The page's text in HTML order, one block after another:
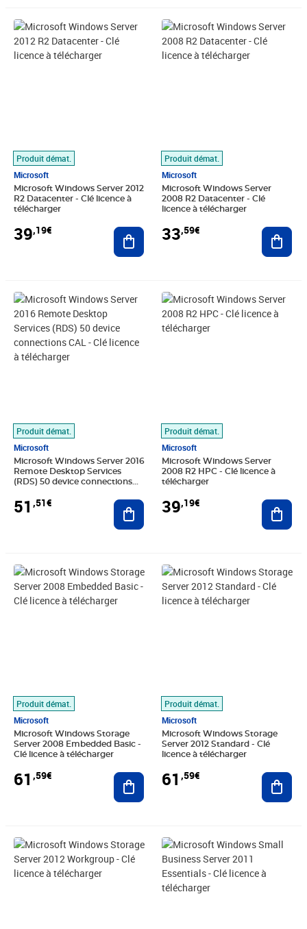
Produit démat.
Microsoft
Microsoft Windows Server 2012
R2 Datacenter - Clé licence à
télécharger
39,19€
Prix 39,19€
Ajouter au panier
Produit démat.
Microsoft
Microsoft Windows Server
2008 R2 Datacenter - Clé
licence à télécharger
33,59€
Prix 33,59€
Produit démat.
Microsoft
Microsoft Windows Server 2016
Remote Desktop Services
(RDS) 50 device connections
51 ,51€
Prix 51,51€
Ajouter au panier
Produit démat.
Microsoft
Microsoft Windows Server
2008 R2 HPC - Clé licence à
télécharger
39,19€
Prix 39,19€
Produit démat.
Microsoft
Microsoft Windows Storage
Server 2008 Embedded Basic -
Clé licence à télécharger
61 ,59€
Prix 61,59€
Ajouter au panier
Produit démat.
Microsoft
Microsoft Windows Storage
Server 2012 Standard - Clé
licence à télécharger
61 ,59€
Prix 61,59€
Prix 67,19€ Prix 33,59€